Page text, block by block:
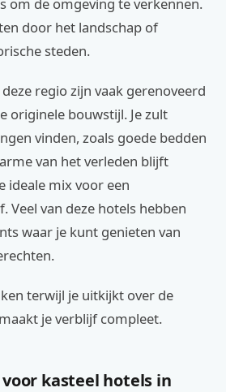
door het landschap of
steden.
regio zijn vaak gerenoveerd
originele bouwstijl. Je zult
vinden, zoals goede bedden
van het verleden blijft
ideale mix voor een
Veel van deze hotels hebben
waar je kunt genieten van
terwijl je uitkijkt over de
je verblijf compleet.
kasteel hotels in